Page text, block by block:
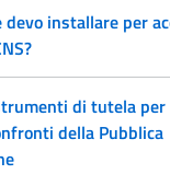
installare per
di tutela per
della Pubblica